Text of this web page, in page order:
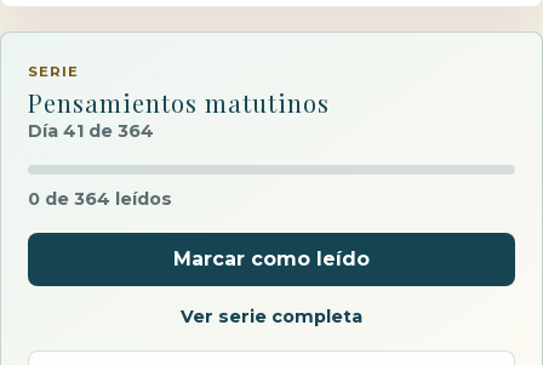
SERIE
Pensamientos matutinos
Día 41 de 364
0 de 364 leídos
Marcar como leído
Ver serie completa